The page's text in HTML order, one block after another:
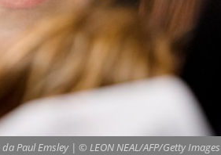
Paul Emsley | © LEON NEAL/AFP/Getty Images